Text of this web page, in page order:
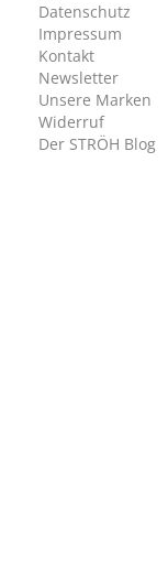
Datenschutz
Impressum
Kontakt
Newsletter
Unsere Marken
Widerruf
Der STRÖH Blog